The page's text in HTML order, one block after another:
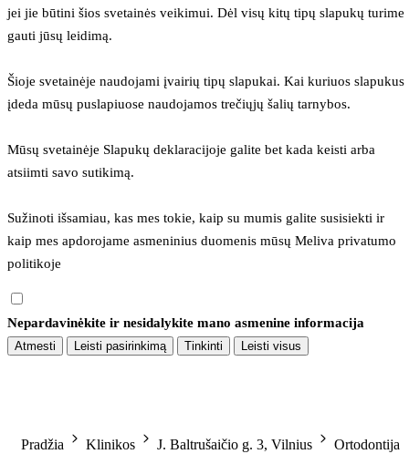
jei jie būtini šios svetainės veikimui. Dėl visų kitų tipų slapukų turime
gauti jūsų leidimą.
Šioje svetainėje naudojami įvairių tipų slapukai. Kai kuriuos slapukus
įdeda mūsų puslapiuose naudojamos trečiųjų šalių tarnybos.
Mūsų svetainėje Slapukų deklaracijoje galite bet kada keisti arba
atsiimti savo sutikimą.
Sužinoti išsamiau, kas mes tokie, kaip su mumis galite susisiekti ir
kaip mes apdorojame asmeninius duomenis mūsų Meliva privatumo
politikoje
Nepardavinėkite ir nesidalykite mano asmenine informacija
Atmesti Leisti pasirinkimą Tinkinti Leisti visus
Pradžia Klinikos J. Baltrušaičio g. 3, Vilnius Ortodontija